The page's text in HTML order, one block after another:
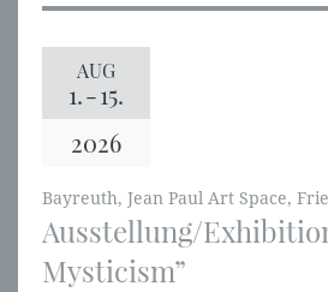
AUG
1.-15.
2026
Bayreuth, Jean Paul Art Space,
Ausstellung/
Mysticism”